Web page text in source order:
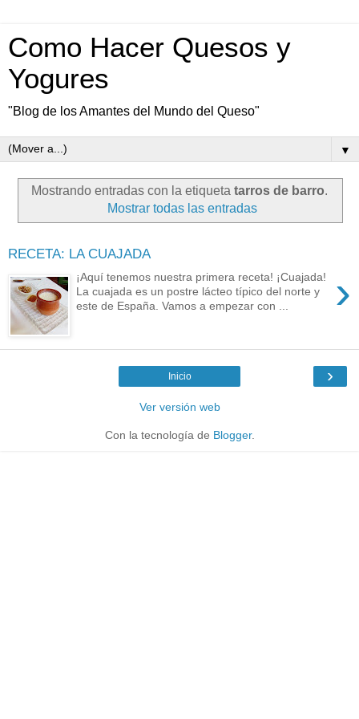
Como Hacer Quesos y
Yogures
"Blog de los Amantes del Mundo del Queso"
▼
Mostrando entradas con la etiqueta tarros de barro.
Mostrar todas las entradas
RECETA: LA CUAJADA
›
¡Aquí tenemos nuestra primera receta! ¡Cuajada!
La cuajada es un postre lácteo típico del norte y
este de España. Vamos a empezar con ...
›
Inicio
Ver versión web
Con la tecnología de Blogger.